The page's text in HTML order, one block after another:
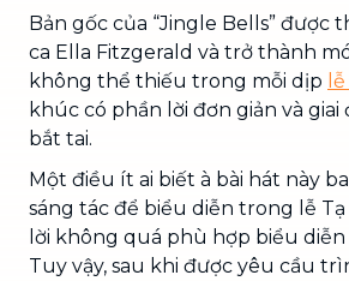
Bản gốc của “Jingle Bells” được
ca Ella Fitzgerald và trở thành
không thể thiếu trong mỗi dịp
khúc có phần lời đơn giản và giai
bắt tai.
Một điều ít ai biết à bài hát này
sáng tác để biểu diễn trong lễ
lời không quá phù hợp biểu
Tuy vậy, sau khi được yêu cầu